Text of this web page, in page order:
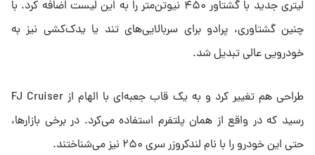
لیتری جدید با گشتاور ۴۵۰ نیوتن‌متر را به این لیست اضافه کرد. با
چنین گشتاوری، پرادو برای سربالایی‌های تند یا یدک‌کشی نیز به
خودرویی عالی تبدیل شد.
طراحی هم تغییر کرد و به یک قاب جعبه‌ای با الهام از FJ Cruiser
رسید که در واقع از همان پلتفرم استفاده می‌کرد. در برخی بازارها،
حتی این خودرو را با نام لندکروزر سری ۲۵۰ نیز می‌شناختند.